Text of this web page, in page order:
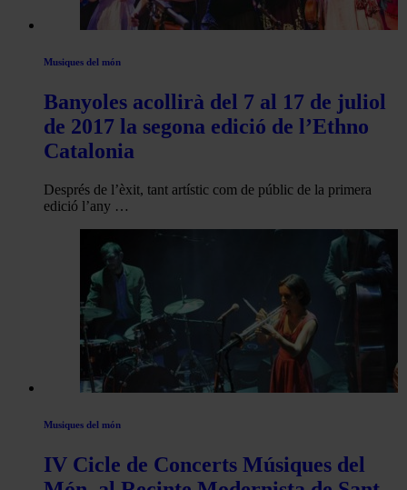
Musiques del món
Banyoles acollirà del 7 al 17 de juliol
de 2017 la segona edició de l’Ethno
Catalonia
Després de l’èxit, tant artístic com de públic de la primera
edició l’any …
Musiques del món
IV Cicle de Concerts Músiques del